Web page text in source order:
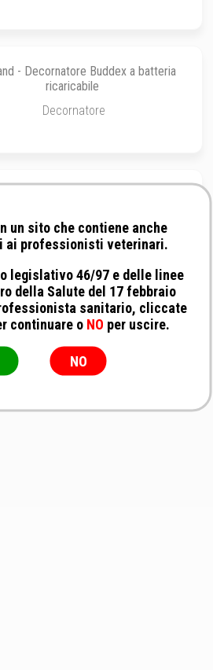
- Decornatore Buddex a batteria
ricaricabile
Decornatore
ø 18 mm
- Decornatore Super elettrico 230
V
Decornatore
un sito che contiene anche
ai professionisti veterinari.
legislativo 46/97 e delle linee
della Salute del 17 febbraio
sanitario, cliccate
continuare o NO per uscire.
NO